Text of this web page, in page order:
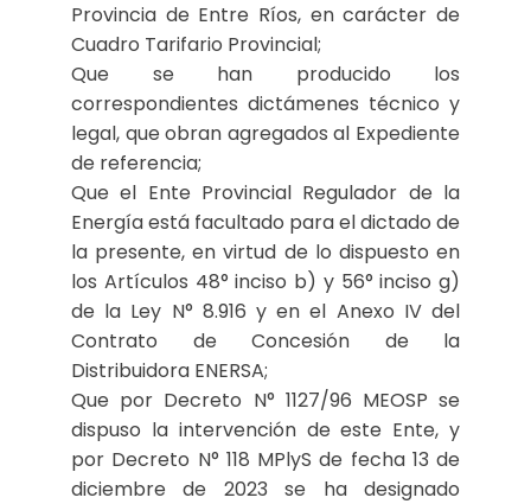
Provincia de Entre Ríos, en carácter de
Cuadro Tarifario Provincial;
Que se han producido los
correspondientes dictámenes técnico y
legal, que obran agregados al Expediente
de referencia;
Que el Ente Provincial Regulador de la
Energía está facultado para el dictado de
la presente, en virtud de lo dispuesto en
los Artículos 48° inciso b) y 56° inciso g)
de la Ley N° 8.916 y en el Anexo IV del
Contrato de Concesión de la
Distribuidora ENERSA;
Que por Decreto N° 1127/96 MEOSP se
dispuso la intervención de este Ente, y
por Decreto N° 118 MPlyS de fecha 13 de
diciembre de 2023 se ha designado